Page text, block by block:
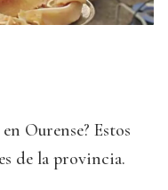
Ourense? Estos
de la provincia.